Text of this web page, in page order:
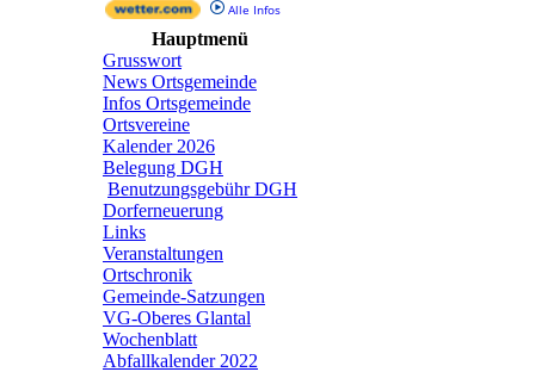
Alle Infos
Hauptmenü
Grusswort
News Ortsgemeinde
Infos Ortsgemeinde
Ortsvereine
Kalender 2026
Belegung DGH
Benutzungsgebühr DGH
Dorferneuerung
Links
Veranstaltungen
Ortschronik
Gemeinde-Satzungen
VG-Oberes Glantal
Wochenblatt
Abfallkalender 2022